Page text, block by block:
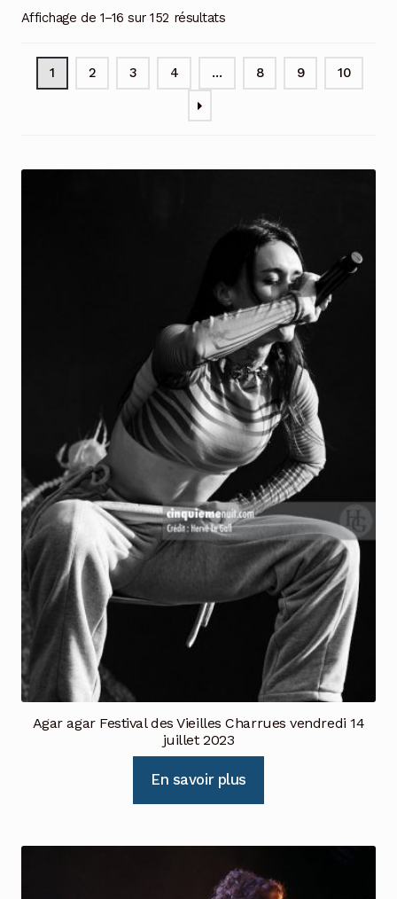
Affichage de 1–16 sur 152 résultats
1 2 3 4 … 8 9 10
Agar agar Festival des Vieilles Charrues vendredi 14
juillet 2023
En savoir plus